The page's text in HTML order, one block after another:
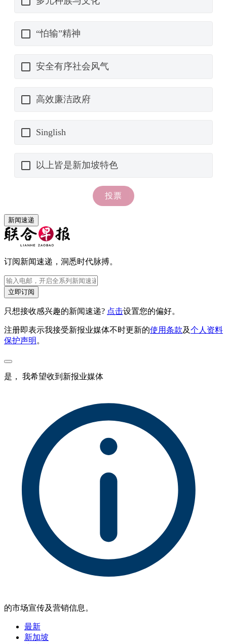
新闻速递
订阅新闻速递，洞悉时代脉搏。
立即订阅
只想接收感兴趣的新闻速递? 点击设置您的偏好。
注册即表示我接受新报业媒体不时更新的使用条款及个人资料
保护声明 。
是， 我希望收到新报业媒体
的市场宣传及营销信息。
最新
新加坡